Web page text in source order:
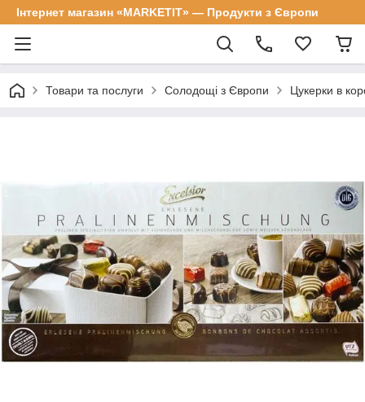
Інтернет магазин «MARKETIT» — Продукти з Європи
Товари та послуги Солодощі з Європи Цукерки в